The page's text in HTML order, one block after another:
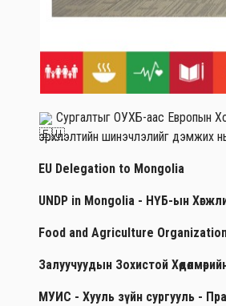
Сургалтыг ОУХБ-аас Европын
эрхлэлтийн шинэчлэлийг дэмжих
EU Delegation to Mongolia
UNDP in Mongolia - НҮБ-ын
Food and Agriculture
Залуучуудын Зохистой
МУИС - Хууль зүйн сургууль -